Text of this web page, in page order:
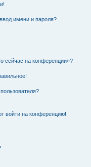
имени и пароля?
сейчас на конференции»?
войти на конференцию!